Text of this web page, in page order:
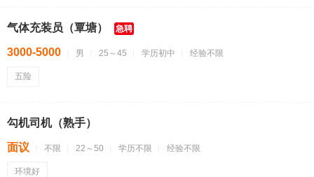
气体充装员（覃塘） 急聘
3000-5000 男 25～45 学历初中 经验不限
五险
勾机司机（熟手）
面议 不限 22～50 学历不限 经验不限
环境好